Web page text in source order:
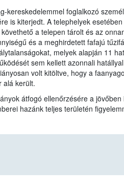
kereskedelemmel foglalkozó
is kiterjedt. A telephelyek
a telepen tárolt és az
és a meghirdetett fafajú
melyek alapján 11
sem kellett azonnali
volt kitöltve, hogy a
alá került.
átfogó ellenőrzésére a
hazánk teljes területén